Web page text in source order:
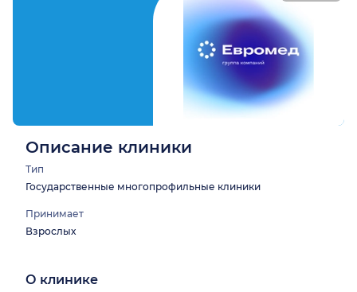
Описание клиники
Тип
Государственные многопрофильные клиники
Принимает
Взрослых
О клинике